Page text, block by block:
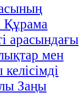
Құрама
арасындағы
мен
Заңы